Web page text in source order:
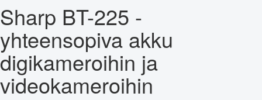
Sharp BT-225 -
yhteensopiva akku
digikameroihin ja
videokameroihin